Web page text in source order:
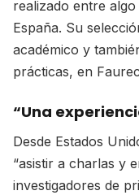
realizado entre
España. Su
académico y
prácticas, en
“Una
Desde Estados
“asistir a charlas y
investigadores de